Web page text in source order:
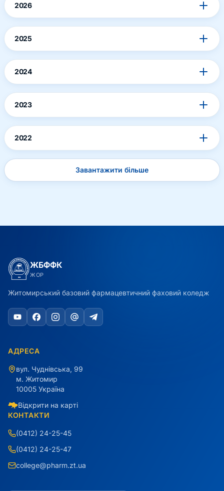
2026
2025
2024
2023
2022
Завантажити більше
ЖБФФК
ЖОР
Житомирський базовий фармацевтичний фаховий коледж
АДРЕСА
вул. Чуднівська, 99
м. Житомир
10005 Україна
Відкрити на карті
КОНТАКТИ
(0412) 24-25-45
(0412) 24-25-47
college@pharm.zt.ua